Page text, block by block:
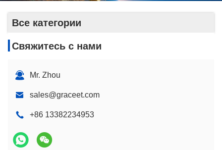
Все категории
Свяжитесь с нами
Mr. Zhou
sales@graceet.com
+86 13382234953